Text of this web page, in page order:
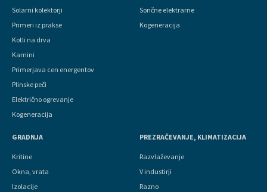
Solarni kolektorji
Primeri iz prakse
Kotli na drva
Kamini
Primerjava cen energentov
Plinske peči
Električno ogrevanje
Kogeneracija
Sončne elektrarne
Kogeneracija
GRADNJA
Kritine
Okna, vrata
Izolacije
PREZRAČEVANJE, KLIMATIZACIJA
Razvlaževanje
V industirji
Razno